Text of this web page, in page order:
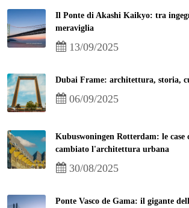
Il Ponte di Akashi Kaikyo: tra
meraviglia
13/09/2025
Dubai Frame: architettura, storia,
06/09/2025
Kubuswoningen Rotterdam: le case
cambiato l'architettura urbana
30/08/2025
Ponte Vasco de Gama: il gigante